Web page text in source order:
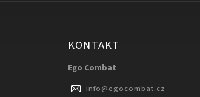
KONTAKT
Ego Combat
info@egocombat.cz